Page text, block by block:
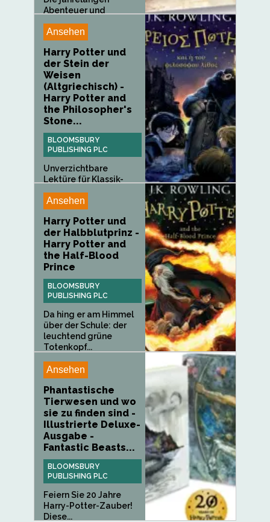
Abenteuer und
Ansehen
Harry Potter und
der Stein der
Weisen
(Altgriechisch) -
Harry Potter and
the Philosopher's
Stone...
BLOOMSBURY
PUBLISHING PLC
Unverzichtbare
Lektüre für Klassik-
Ansehen
Harry Potter und
der Halbblutprinz -
Harry Potter and
the Half-Blood
Prince
BLOOMSBURY
PUBLISHING PLC
Da hing er am Himmel
über der Schule: der
leuchtend grüne
Totenkopf...
Ansehen
Phantastische
Tierwesen und wo
sie zu finden sind -
Illustrierte Deluxe-
Ausgabe -
Fantastic Beasts...
BLOOMSBURY
PUBLISHING PLC
Feiern Sie 20 Jahre
Harry-Potter-Zauber!
Diese...